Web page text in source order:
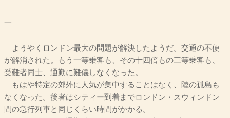
一
ようやくロンドン最大の問題が解決したようだ。交通の不便
が解消された。もう一等乗客も、その十四倍もの三等乗客も、
受難者同士、通勤に難儀しなくなった。
もはや特定の郊外に人気が集中することはなく、陸の孤島も
なくなった。後者はシティー到着までロンドン・スウィンドン
間の急行列車と同じくらい時間がかかる。